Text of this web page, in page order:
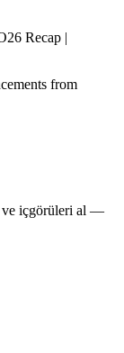
from
ve içgörüleri al —